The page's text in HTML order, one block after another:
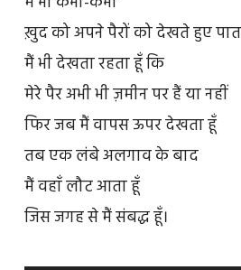
ख़ुद को अपने पैरों को देखते हुए
मैं भी देखता रहता हूँ कि
मेरे पैर अभी भी ज़मीन पर हैं या नहीं
फिर जब मैं वापस ऊपर देखता हूँ
तब एक लंबे अलगाव के बाद
मैं वहाँ लौट आता हूँ
जिस जगह से मैं संबद्ध हूँ।